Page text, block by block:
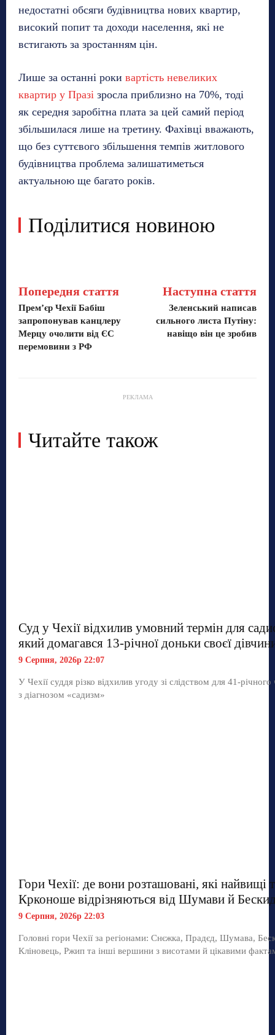
недостатні обсяги будівництва нових квартир,
високий попит та доходи населення, які не
встигають за зростанням цін.
Лише за останні роки вартість невеликих
квартир у Празі зросла приблизно на 70%, тоді
як середня заробітна плата за цей самий період
збільшилася лише на третину. Фахівці вважають,
що без суттєвого збільшення темпів житлового
будівництва проблема залишатиметься
актуальною ще багато років.
Поділитися новиною
Попередня стаття
Прем’єр Чехії Бабіш
запропонував канцлеру
Мерцу очолити від ЄС
перемовини з РФ
Наступна стаття
Зеленський написав
сильного листа Путіну:
навіщо він це зробив
РЕКЛАМА
Читайте також
Суд у Чехії відхилив умовний термін для
який домагався 13-річної доньки своєї
9 Серпня, 2026р 22:07
У Чехії суддя різко відхилив угоду зі слідством для 41-річного
з діагнозом «садизм»
Гори Чехії: де вони розташовані, які найвищі
Крконоше відрізняються від Шумави й
9 Серпня, 2026р 22:03
Головні гори Чехії за регіонами: Снєжка, Прадєд, Шумава,
Кліновець, Ржип та інші вершини з висотами й цікавими